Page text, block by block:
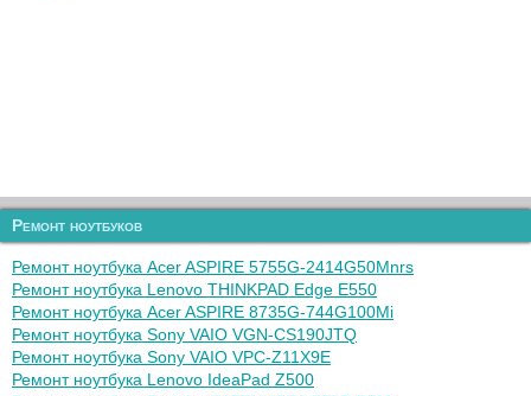
Ремонт ноутбуков
Ремонт ноутбука Acer ASPIRE 5755G-2414G50Mnrs
Ремонт ноутбука Lenovo THINKPAD Edge E550
Ремонт ноутбука Acer ASPIRE 8735G-744G100Mi
Ремонт ноутбука Sony VAIO VGN-CS190JTQ
Ремонт ноутбука Sony VAIO VPC-Z11X9E
Ремонт ноутбука Lenovo IdeaPad Z500